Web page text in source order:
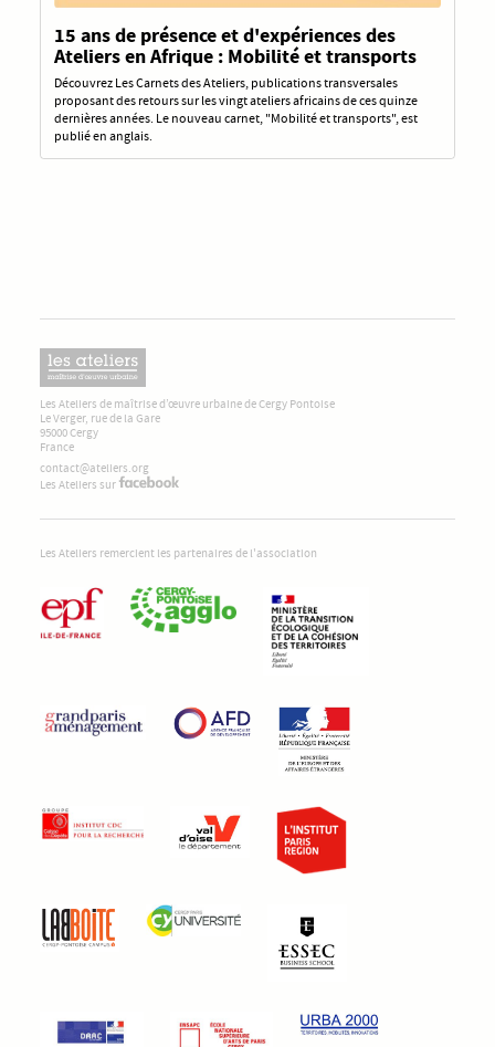
15 ans de présence et d'expériences des
Ateliers en Afrique : Mobilité et transports
Découvrez Les Carnets des Ateliers, publications transversales
proposant des retours sur les vingt ateliers africains de ces quinze
dernières années. Le nouveau carnet, "Mobilité et transports", est
publié en anglais.
Les Ateliers de maîtrise d’œuvre urbaine de Cergy Pontoise
Le Verger, rue de la Gare
95000 Cergy
France
contact@ateliers.org
Les Ateliers sur
Les Ateliers remercient les partenaires de l'association